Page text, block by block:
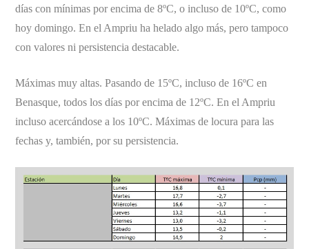
días con mínimas por encima de 8ºC, o incluso de 10ºC, como
hoy domingo. En el Ampriu ha helado algo más, pero tampoco
con valores ni persistencia destacable.
Máximas muy altas. Pasando de 15ºC, incluso de 16ºC en
Benasque, todos los días por encima de 12ºC. En el Ampriu
incluso acercándose a los 10ºC. Máximas de locura para las
fechas y, también, por su persistencia.